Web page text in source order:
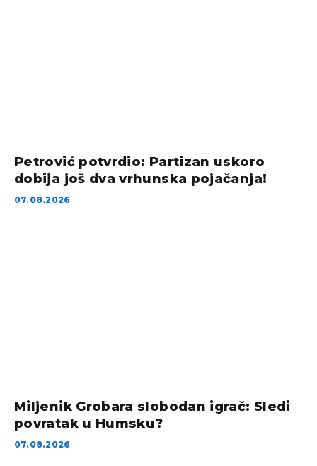
Petrović potvrdio: Partizan uskoro
dobija još dva vrhunska pojačanja!
07.08.2026
Miljenik Grobara slobodan igrač: Sledi
povratak u Humsku?
07.08.2026